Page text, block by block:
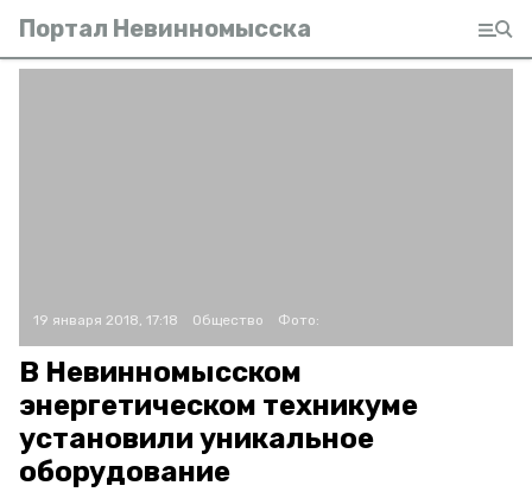
Портал Невинномысска
19 января 2018, 17:18 Общество Фото:
В Невинномысском
энергетическом техникуме
установили уникальное
оборудование